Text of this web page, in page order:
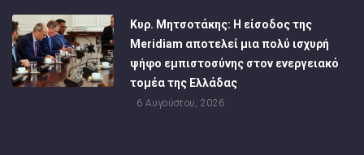
Κυρ. Μητσοτάκης: Η είσοδος της
Meridiam αποτελεί μια πολύ ισχυρή
ψήφο εμπιστοσύνης στον ενεργειακό
τομέα της Ελλάδας
6 Αυγούστου, 2026